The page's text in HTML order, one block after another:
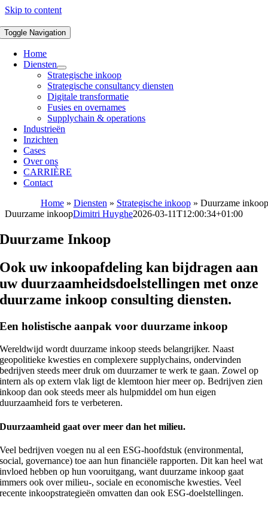
Skip to content
Toggle Navigation
Home
Diensten
Strategische inkoop
Strategische consultancy diensten
Digitale transformatie
Fusies en overnames
Supplychain & operations
Industrieën
Inzichten
Cases
Over ons
CARRIÈRE
Contact
Home» Diensten » Strategische inkoop» Duurzame inkoop
Duurzame inkoopDimitri Huyghe2026-03-11T12:00:34+01:00
Duurzame Inkoop
Ook uw inkoopafdeling kan bijdragen aan
uw duurzaamheidsdoelstellingen met onze
duurzame inkoop consulting diensten.
Een holistische aanpak voor duurzame inkoop
Wereldwijd wordt duurzame inkoop steeds belangrijker. Naast
geopolitieke kwesties en complexere supplychains, ondervinden
bedrijven steeds meer druk om duurzamer te werk te gaan. Zowel op
intern als op extern vlak ligt de klemtoon hier meer op. Bedrijven zien
inkoop dan ook steeds meer als hulpmiddel om hun eigen
duurzaamheid fors te verbeteren.
Duurzaamheid gaat over meer dan het milieu.
Veel bedrijven voegen nu al een ESG-hoofdstuk (environmental,
social, governance) toe aan hun financiële rapporten. Dit kan heel wat
invloed hebben op hun vooruitgang, want duurzame inkoop gaat
immers ook over milieu-, sociale en economische kwesties. Veel
recente inkoopstrategieën omvatten dan ook ESG-doelstellingen.